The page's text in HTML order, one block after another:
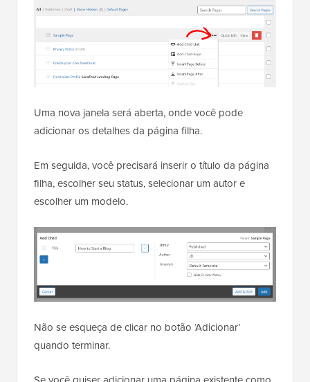
Uma nova janela será aberta, onde você pode
adicionar os detalhes da página filha.
Em seguida, você precisará inserir o título da página
filha, escolher seu status, selecionar um autor e
escolher um modelo.
Não se esqueça de clicar no botão ‘Adicionar’
quando terminar.